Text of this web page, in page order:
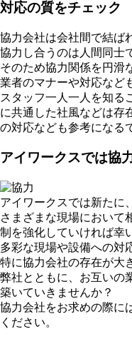
対応の質をチェック
協力会社は会社間で結ば
協力し合うのは人間同士
そのため協力関係を円滑
業者のマナーや対応など
スタッフ一人一人を知る
に共通した社風などは存
の対応なども参考になる
アイワークスでは協
アイワークスでは新たに
さまざまな現場において
制を強化していければ幸
多彩な現場や設備への対
特に協力会社の存在が大
弊社とともに、お互いの
築いていきませんか？
協力会社をお求めの際に
ください。